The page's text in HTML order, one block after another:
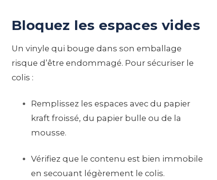
Bloquez les espaces vides
Un vinyle qui bouge dans son emballage
risque d’être endommagé. Pour sécuriser le
colis :
Remplissez les espaces avec du papier
kraft froissé, du papier bulle ou de la
mousse.
Vérifiez que le contenu est bien immobile
en secouant légèrement le colis.